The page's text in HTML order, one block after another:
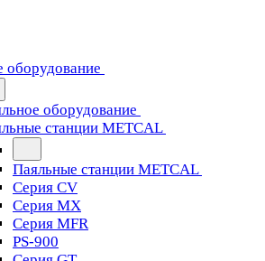
оборудование
оборудование
станции METCAL
Паяльные станции METCAL
Серия CV
Серия MX
Серия MFR
PS-900